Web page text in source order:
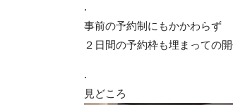
.
事前の予約制にもかかわらず
２日間の予約枠も埋まっての開
.
見どころ